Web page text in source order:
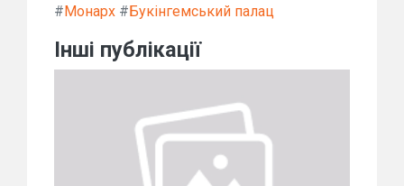
# Монарх # Букінгемський палац
Інші публікації